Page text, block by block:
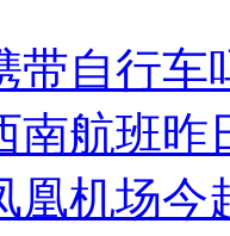
带自行车
南航班昨
凰机场今